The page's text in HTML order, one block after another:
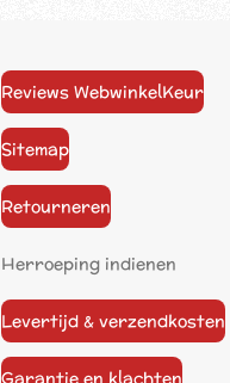
Reviews WebwinkelKeur
Sitemap
Retourneren
Herroeping indienen
Levertijd & verzendkosten